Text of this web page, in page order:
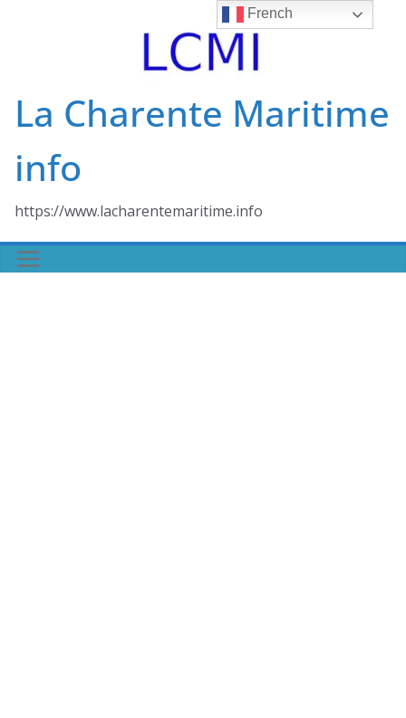
La Charente Maritime
info
https://www.lacharentemaritime.info
French